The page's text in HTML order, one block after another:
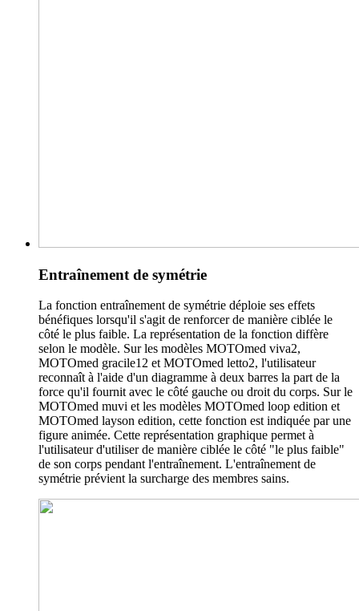
Entraînement de symétrie
La fonction entraînement de symétrie déploie ses effets
bénéfiques lorsqu'il s'agit de renforcer de manière ciblée le
côté le plus faible. La représentation de la fonction diffère
selon le modèle. Sur les modèles MOTOmed viva2,
MOTOmed gracile12 et MOTOmed letto2, l'utilisateur
reconnaît à l'aide d'un diagramme à deux barres la part de la
force qu'il fournit avec le côté gauche ou droit du corps. Sur le
MOTOmed muvi et les modèles MOTOmed loop edition et
MOTOmed layson edition, cette fonction est indiquée par une
figure animée. Cette représentation graphique permet à
l'utilisateur d'utiliser de manière ciblée le côté "le plus faible"
de son corps pendant l'entraînement. L'entraînement de
symétrie prévient la surcharge des membres sains.